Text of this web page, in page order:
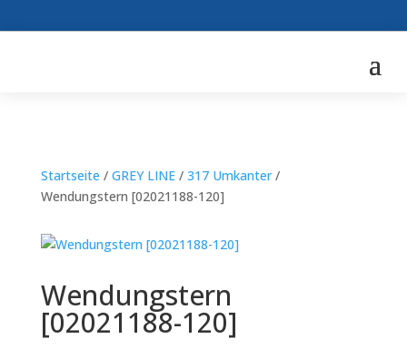
Startseite / GREY LINE/ 317 Umkanter/
Wendungstern [02021188-120]
Wendungstern
[02021188-120]